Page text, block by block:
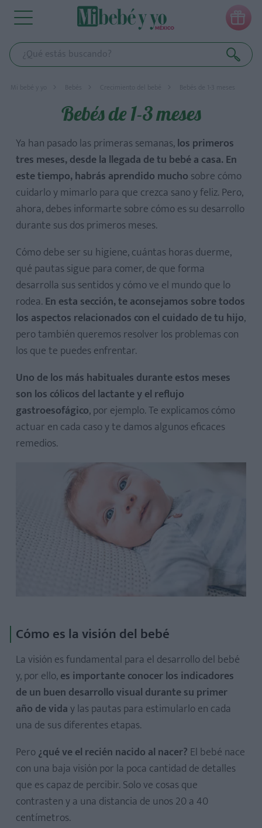

Mi bebé y yo Bebés Crecimiento del bebé Bebés de 1-3 meses
Bebés de 1-3 meses
Ya han pasado las primeras semanas,los primeros
tres meses, desde la llegada de tu bebé a casa. En
este tiempo, habrás aprendido mucho sobre cómo
cuidarlo y mimarlo para que crezca sano y feliz. Pero,
ahora, debes informarte sobre cómo es su desarrollo
durante sus dos primeros meses.
Cómo debe ser su higiene, cuántas horas duerme,
qué pautas sigue para comer, de que forma
desarrolla sus sentidos y cómo ve el mundo que lo
rodea. En esta sección, te aconsejamos sobre todos
los aspectos relacionados con el cuidado de tu hijo,
pero también queremos resolver los problemas con
los que te puedes enfrentar.
Uno de los más habituales durante estos meses
son los cólicos del lactante y el reflujo
gastroesofágico, por ejemplo. Te explicamos cómo
actuar en cada caso y te damos algunos eficaces
remedios.
Cómo es la visión del bebé
La visión es fundamental para el desarrollo del bebé
y, por ello,es importante conocer los indicadores
de un buen desarrollo visual durante su primer
año de viday las pautas para estimularlo en cada
una de sus diferentes etapas.
Pero¿qué ve el recién nacido al nacer? El bebé nace
con una baja visión por la poca cantidad de detalles
que es capaz de percibir. Solo ve cosas que
contrasten y a una distancia de unos 20 a 40
centímetros.